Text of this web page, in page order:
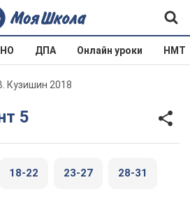
ДПА Онлайн уроки НМТ
Кузишин 2018
5
18-22 23-27 28-31